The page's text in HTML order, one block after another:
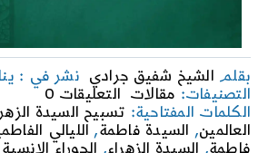
بقلم الشيخ شفيق جرادي نشر في : يناير 28,
التصنيفات: مقالات التعليقات 0
on
جهاد
السّيدة
الزّهراء
الكلمات المفتاحية: تسبيح السيدة
العالمين, السيدة فاطمة, الليالي
فاطمة, السيدة الزهراء, الحوراء الإنسية